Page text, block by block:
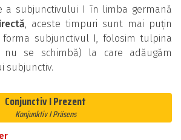
a subjunctivului I în limba germană
, aceste timpuri sunt mai puțin
subjunctivul I, folosim tulpina
se schimbă) la care adăugăm
subjunctiv.
Conjunctiv I Prezent
Konjunktiv I Präsens